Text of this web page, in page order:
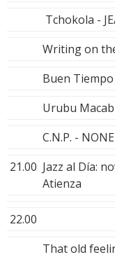
Tchokola -
Writing on
Buen Tiempo
Urubu
C.N.P. -
21.00 Jazz al Día:
Atienza
22.00
That old